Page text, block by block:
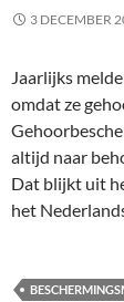
3 DECEMBER
Jaarlijks
omdat ze
altijd naar
Dat blijkt uit
het